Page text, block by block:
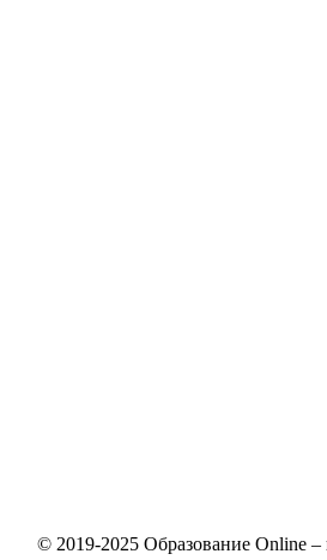
© 2019-2025 Образование Online